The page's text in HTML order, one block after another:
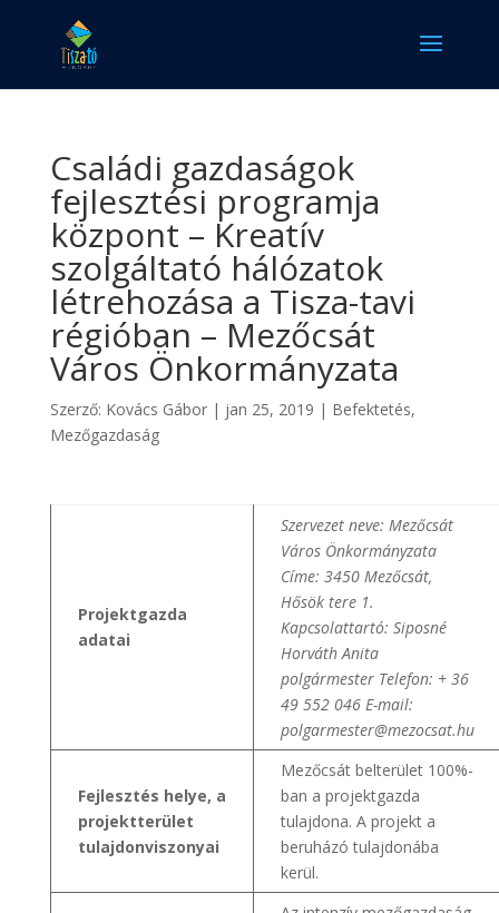
Családi gazdaságok
fejlesztési programja
központ – Kreatív
szolgáltató hálózatok
létrehozása a Tisza-tavi
régióban – Mezőcsát
Város Önkormányzata
Szerző: Kovács Gábor| jan 25, 2019 | Befektetés,
Mezőgazdaság
Projektgazda
adatai
Szervezet neve: Mezőcsát
Város Önkormányzata
Címe: 3450 Mezőcsát,
Hősök tere 1.
Kapcsolattartó: Siposné
Horváth Anita
polgármester Telefon: + 36
49 552 046 E-mail:
polgarmester@mezocsat.hu
Fejlesztés helye, a
projektterület
tulajdonviszonyai
Mezőcsát belterület 100%-
ban a projektgazda
tulajdona. A projekt a
beruházó tulajdonába
kerül.